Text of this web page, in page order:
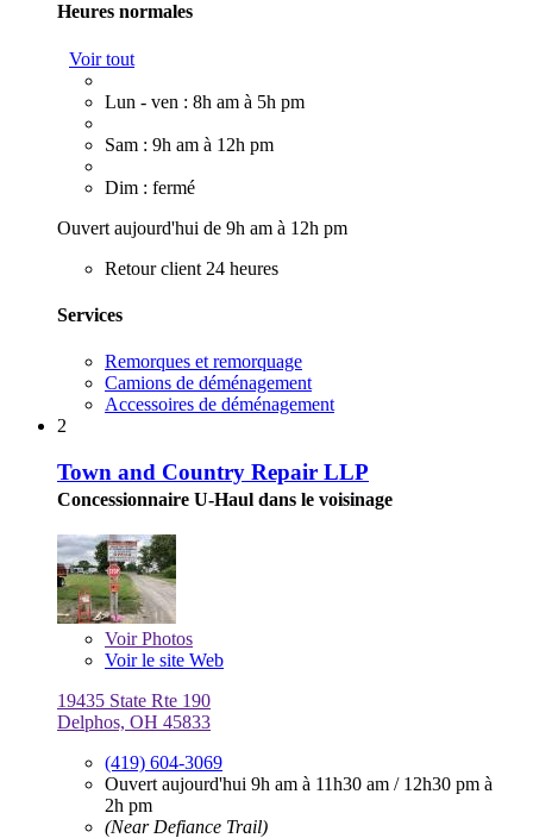
Heures normales
Voir tout
Lun - ven : 8h am à 5h pm
Sam : 9h am à 12h pm
Dim : fermé
Ouvert aujourd'hui de 9h am à 12h pm
Retour client 24 heures
Services
Remorques et remorquage
Camions de déménagement
Accessoires de déménagement
2
Town and Country Repair LLP
Concessionnaire U-Haul dans le voisinage
VoirPhotos
Voir le site Web
19435 State Rte 190
Delphos, OH 45833
(419) 604-3069
Ouvert aujourd'hui 9h am à 11h30 am / 12h30 pm à
2h pm
(Near Defiance Trail)